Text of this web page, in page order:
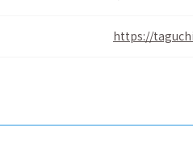
https://